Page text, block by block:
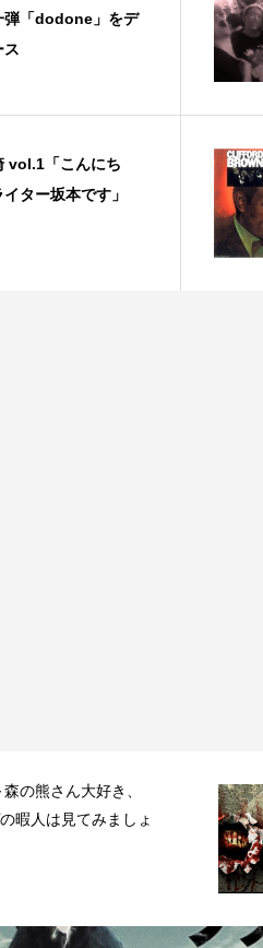
弾「dodone」をデ
ス
vol.1「こんにち
ター坂本です」
の熊さん大好き、
暇人は見てみましょ